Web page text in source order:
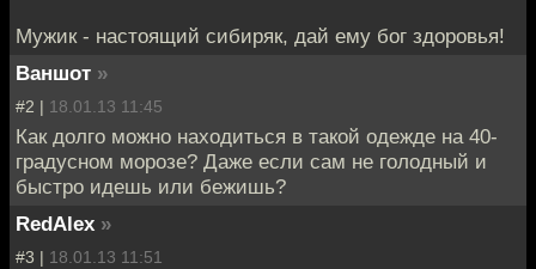
Мужик - настоящий сибиряк, дай ему бог здоровья!
Ваншот »
#2 | 18.01.13 11:45
Как долго можно находиться в такой одежде на 40-
градусном морозе? Даже если сам не голодный и
быстро идешь или бежишь?
RedAlex »
#3 | 18.01.13 11:51